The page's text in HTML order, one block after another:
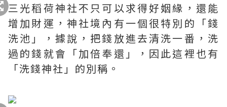
三光稻荷神社不只可以求得好姻緣，還能
增加財運，神社境內有一個很特別的「錢
洗池」，據說，把錢放進去清洗一番，洗
過的錢就會「加倍奉還」，因此這裡也有
「洗錢神社」的別稱。